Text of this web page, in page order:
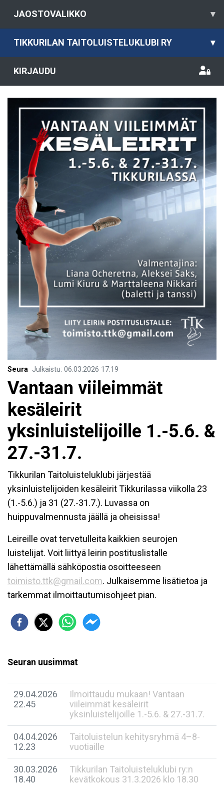
JAOSTOVALIKKO ▾
TIKKURILAN TAITOLUISTELUKLUBI RY ▾
KIRJAUDU
Seura Julkaistu: 06.03.2026 17.19
Vantaan viileimmät
kesäleirit
yksinluistelijoille 1.-5.6. &
27.-31.7.
Tikkurilan Taitoluisteluklubi järjestää
yksinluistelijoiden kesäleirit Tikkurilassa viikolla 23
(1.-5.6.) ja 31 (27.-31.7.). Luvassa on
huippuvalmennusta jäällä ja oheisissa!
Leireille ovat tervetulleita kaikkien seurojen
luistelijat. Voit liittyä leirin postituslistalle
lähettämällä sähköpostia osoitteeseen
toimisto.ttk@gmail.com. Julkaisemme lisätietoa ja
tarkemmat ilmoittautumisohjeet pian.
Seuran uusimmat
29.04.2026
22.45
Ilmoittaudu mukaan! Vantaan
viileimmät kesäleirit
yksinluistelijoille 1.-5.6. & 27.-31.7.
04.04.2026
12.23
Taitoluistelun kehitysryhmä 4–8-
vuotiaille
30.03.2026
18.40
Tikkurilan Taitoluisteluklubi ry:n
kevätkokous 31.3.2026 klo 18.30